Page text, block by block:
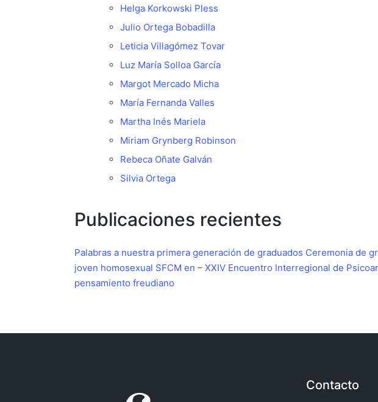
Helga Korkowski Pless
Julio Ortega Bobadilla
Leticia Villagómez Tovar
Luz María Solloa García
Margot Mercado Micha
María Fernanda Valles
Martha Inés Mariela
Miriam Grynberg Robinson
Rebeca Oñate Galván
Silvia Ortega
Publicaciones recientes
Palabras a nuestra primera generación de graduados Ceremonia de
joven homosexual SFCM en – XXIV Encuentro Interregional de
pensamiento freudiano
Contacto